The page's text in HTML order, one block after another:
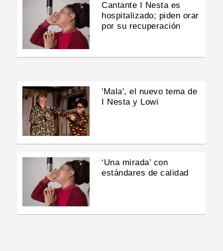
Cantante I Nesta es
hospitalizado; piden orar
por su recuperación
'Mala', el nuevo tema de
I Nesta y Lowi
‘Una mirada’ con
estándares de calidad